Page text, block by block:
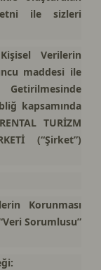
ile sizleri
Verilerin
maddesi ile
Getirilmesinde
kapsamında
TURİZM
(“Şirket”)
Korunması
Sorumlusu”